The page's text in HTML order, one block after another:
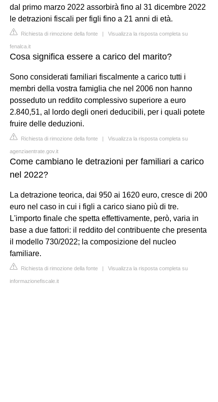
dal primo marzo 2022 assorbirà fino al 31 dicembre 2022
le detrazioni fiscali per figli fino a 21 anni di età.
Richiesta di rimozione della fonte | Visualizza la risposta completa su
fenalca.it
Cosa significa essere a carico del marito?
Sono considerati familiari fiscalmente a carico tutti i
membri della vostra famiglia che nel 2006 non hanno
posseduto un reddito complessivo superiore a euro
2.840,51, al lordo degli oneri deducibili, per i quali potete
fruire delle deduzioni.
Richiesta di rimozione della fonte | Visualizza la risposta completa su
agenziaentrate.gov.it
Come cambiano le detrazioni per familiari a carico
nel 2022?
La detrazione teorica, dai 950 ai 1620 euro, cresce di 200
euro nel caso in cui i figli a carico siano più di tre.
L'importo finale che spetta effettivamente, però, varia in
base a due fattori: il reddito del contribuente che presenta
il modello 730/2022; la composizione del nucleo
familiare.
Richiesta di rimozione della fonte | Visualizza la risposta completa su
informazionefiscale.it